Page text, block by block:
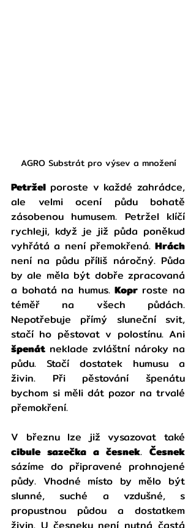
AGRO Substrát pro výsev a množení
Petržel poroste v každé zahrádce,
ale velmi ocení půdu bohatě
zásobenou humusem. Petržel klíčí
rychleji, když je již půda poněkud
vyhřátá a není přemokřená.
není na půdu příliš náročný. Půda
by ale měla být dobře zpracovaná
a bohatá na humus. Kopr roste na
téměř na všech půdách.
Nepotřebuje přímý sluneční svit,
špenát neklade zvláštní nároky na
půdu. Stačí dostatek humusu a
živin. Při pěstování špenátu
bychom si měli dát pozor na trvalé
přemokření.
cibule sazečka a česnek.
sázíme do připravené prohnojené
půdy. Vhodné místo by mělo být
slunné, suché a vzdušné, s
propustnou půdou a dostatkem